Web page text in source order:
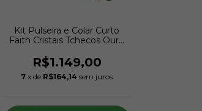
Kit Pulseira e Colar Curto
Faith Cristais Tchecos Ouro
R$1.149,00
7 x de R$164,14 sem juros